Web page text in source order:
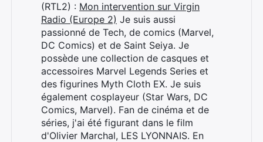
(RTL2) : Mon intervention sur Virgin
Radio (Europe 2) Je suis aussi
passionné de Tech, de comics (Marvel,
DC Comics) et de Saint Seiya. Je
possède une collection de casques et
accessoires Marvel Legends Series et
des figurines Myth Cloth EX. Je suis
également cosplayeur (Star Wars, DC
Comics, Marvel). Fan de cinéma et de
séries, j'ai été figurant dans le film
d'Olivier Marchal, LES LYONNAIS. En